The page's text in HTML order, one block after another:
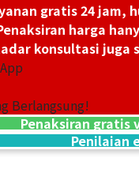
gratis 24 jam,
harga
konsultasi juga
Berlangsung!
Penaksiran gratis
Penilaian